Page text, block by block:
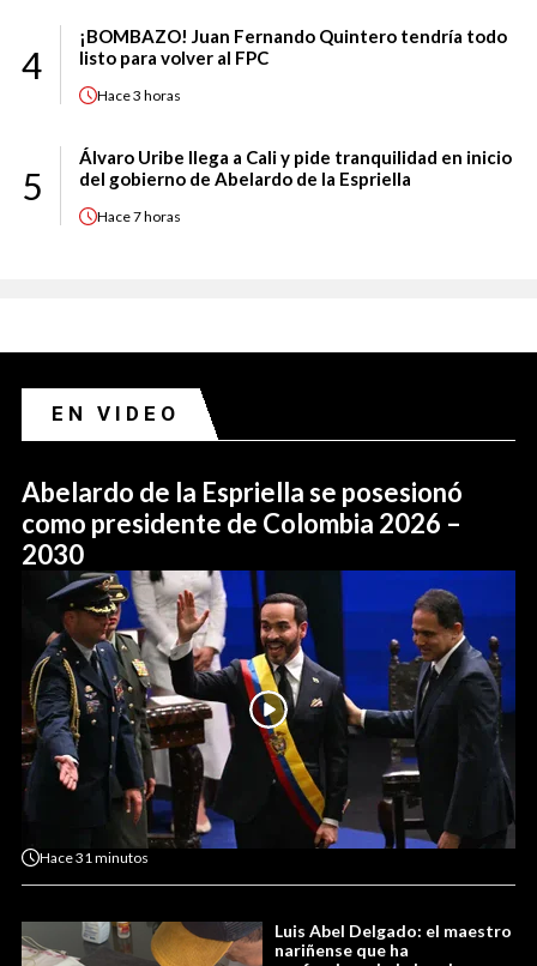
4
¡BOMBAZO! Juan Fernando Quintero tendría todo
listo para volver al FPC
Hace3 horas
5
Álvaro Uribe llega a Cali y pide tranquilidad en inicio
del gobierno de Abelardo de la Espriella
Hace7 horas
EN VIDEO
Abelardo de la Espriella se posesionó
como presidente de Colombia 2026 –
2030
Hace31 minutos
Luis Abel Delgado: el maestro
nariñense que ha